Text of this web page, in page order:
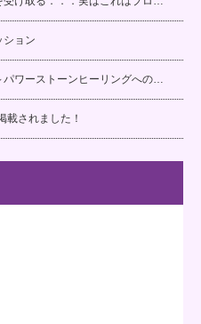
ション
パワーストーンヒーリングへの…
載されました！